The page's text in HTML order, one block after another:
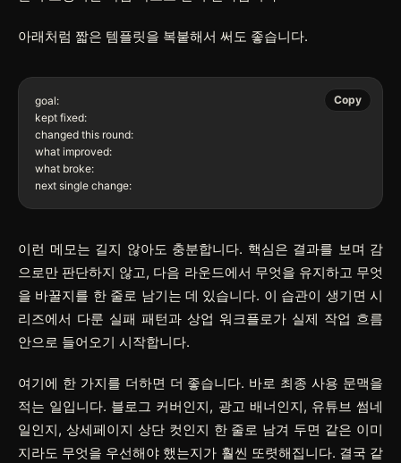
아래처럼 짧은 템플릿을 복붙해서 써도 좋습니다.
goal:
kept fixed:
changed this round:
what improved:
what broke:
Copy
이런 메모는 길지 않아도 충분합니다. 핵심은 결과를 보며 감
으로만 판단하지 않고, 다음 라운드에서 무엇을 유지하고 무엇
을 바꿀지를 한 줄로 남기는 데 있습니다. 이 습관이 생기면 시
리즈에서 다룬 실패 패턴과 상업 워크플로가 실제 작업 흐름
안으로 들어오기 시작합니다.
여기에 한 가지를 더하면 더 좋습니다. 바로 최종 사용 문맥을
적는 일입니다. 블로그 커버인지, 광고 배너인지, 유튜브 썸네
일인지, 상세페이지 상단 컷인지 한 줄로 남겨 두면 같은 이미
지라도 무엇을 우선해야 했는지가 훨씬 또렷해집니다. 결국 같